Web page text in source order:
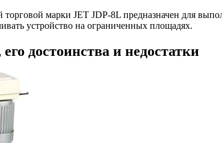
марки JET JDP-8L предназначен для
устройство на ограниченных площадях.
достоинства и недостатки